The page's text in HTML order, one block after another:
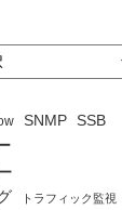
SNMP SSB
トラフィック監視